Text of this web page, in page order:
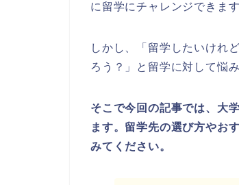
に留学にチャレンジできます
しかし、「留学したいけれ
ろう？」と留学に対して悩
そこで今回の記事では、大
ます。留学先の選び方やお
みてください。